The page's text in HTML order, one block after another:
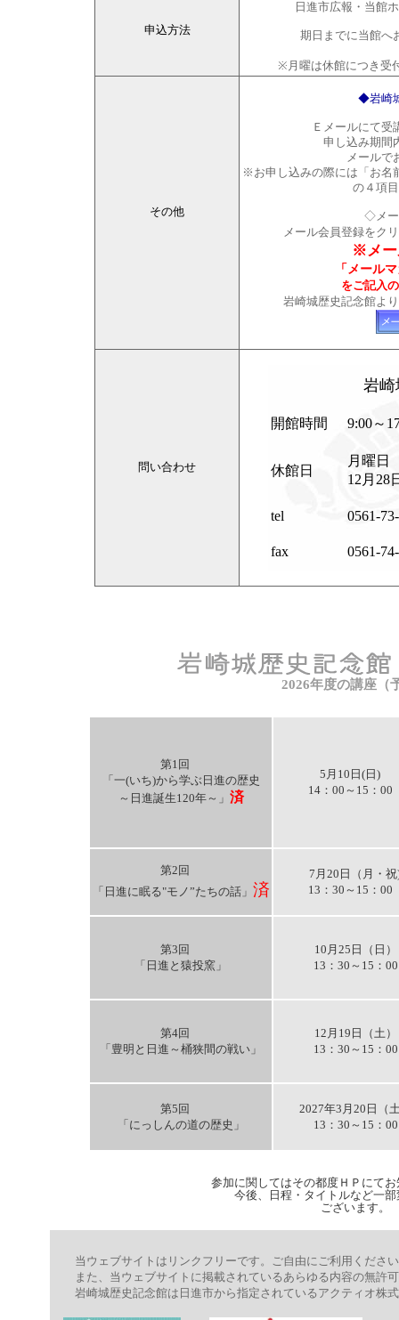
申込方法
日進市広報・当館
期日までに当館へ
※月曜は休館につき受
その他
◆岩崎
Ｅメールにて受
申し込み期間
メールで
※お申し込みの際には「お名
の４項
◇メー
メール会員登録をク
※メー
「メール
をご記入
岩崎城歴史記念館よ
問い合わせ
岩崎
開館時間 9:00～
休館日
月曜日
12月28
tel 0561-
fax 0561-
2026年度の講座（
第1回
「一(いち)から学ぶ日進の歴史
～日進誕生120年～」 済
5月10日(日)
14：00～15：
第2回
「日進に眠る"モノ”たちの話」 済
7月20日（月・
13：30～15：
第3回
「日進と猿投窯」
10月25日（日）
13：30～15：00
第4回
「豊明と日進～桶狭間の戦い」
12月19日（土）
13：30～15：00
第5回
「にっしんの道の歴史」
2027年3月20日（
13：30～15：00
参加に関してはその都度ＨＰにて
今後、日程・タイトルなど一
ございます。
当ウェブサイトはリンクフリーです。ご自由にご利用くださ
また、当ウェブサイトに掲載されているあらゆる内容の無許
岩崎城歴史記念館は日進市から指定されているアクティオ株